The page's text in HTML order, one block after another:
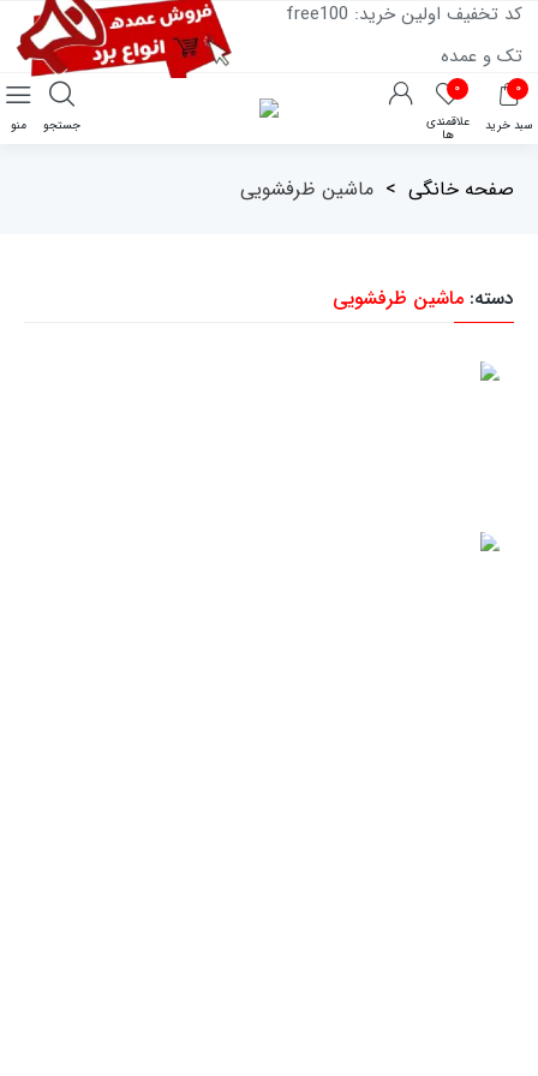
کد تخفیف اولین خرید: free100
تک و عمده
۰
سبد خرید
۰
علاقمندی
ها
منو جستجو
صفحه خانگی > ماشین ظرفشویی
دسته: ماشین ظرفشویی